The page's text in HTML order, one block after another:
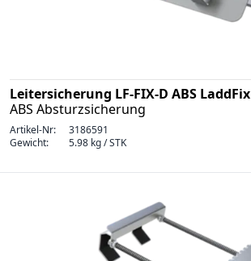
Leitersicherung LF-FIX-D ABS LaddFix
ABS Absturzsicherung
Artikel-Nr:
3186591
Gewicht:
5.98 kg / STK